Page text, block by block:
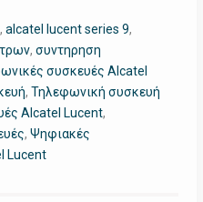
, alcatel lucent series 9,
, συντηρηση
συσκευές Alcatel
, Τηλεφωνική συσκευή
Alcatel Lucent,
, Ψηφιακές
Lucent